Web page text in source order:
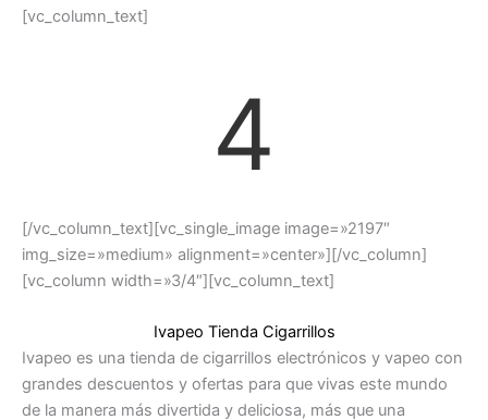
[vc_column_text]
4
[/vc_column_text][vc_single_image image=»2197″
img_size=»medium» alignment=»center»][/vc_column]
[vc_column width=»3/4″][vc_column_text]
Ivapeo Tienda Cigarrillos
Ivapeo es una tienda de cigarrillos electrónicos y vapeo con
grandes descuentos y ofertas para que vivas este mundo
de la manera más divertida y deliciosa, más que una